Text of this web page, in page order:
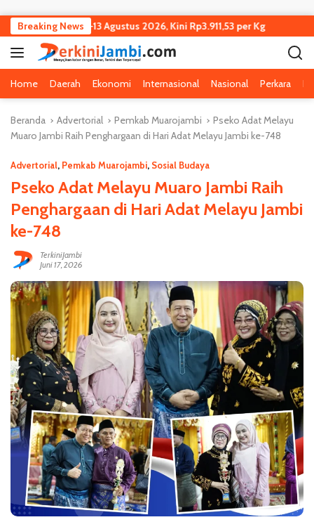
Breaking News
Tipis 7–13 Agustus 2026, Kini Rp3.911,53 per Kg
Home Daerah Ekonomi Internasional Nasional Perkara
Beranda Advertorial Pemkab Muarojambi
Pseko Adat Melayu
Muaro Jambi Raih Penghargaan di Hari Adat Melayu Jambi ke-748
Advertorial, Pemkab Muarojambi, Sosial Budaya
Pseko Adat Melayu Muaro Jambi Raih
Penghargaan di Hari Adat Melayu Jambi
ke-748
TerkiniJambi
Juni 17, 2026